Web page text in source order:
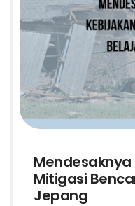
Mendesaknya
Mitigasi
Jepang